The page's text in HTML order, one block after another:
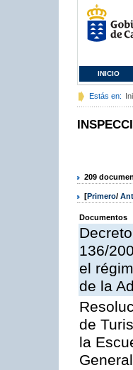
INICIO
Estás en:
209
[Primero/
Documentos
136/
el
de la
de
la